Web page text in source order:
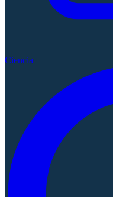
Ciencia